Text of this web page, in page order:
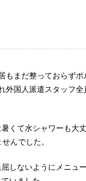
まだ整っておらず
国人派遣スタッフ全
くて水シャワーも大
んでした。
しないようにメニュ